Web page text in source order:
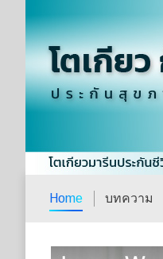
Home บทความ